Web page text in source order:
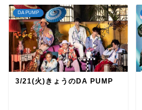
DA PUMP
3/21(火)きょうのDA PUMP